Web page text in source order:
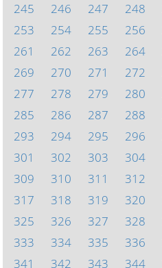
245
246 247 248
253
254 255 256
261
262 263 264
269
270 271 272
277
278 279 280
285
286 287 288
293
294 295 296
301
302 303 304
309
310 311 312
317
318 319 320
325
326 327 328
333
334 335 336
341
342 343 344